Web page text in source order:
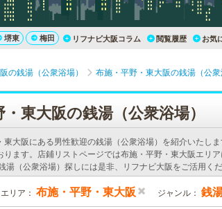
堺東 梅田 リフナビ大阪コラム 閲覧履歴 お気
の銭湯（公衆浴場） 布施・平野・東大阪の銭湯（公衆
東大阪の銭湯（公衆浴場）
東大阪にある男性歓迎の銭湯（公衆浴場）を紹介いたし
ります。店鋪リストページでは布施・平野・東大阪エリ
湯（公衆浴場）探しには是非、リフナビ大阪をご活用くだ
エリア： 布施・平野・東大阪 ジャンル： 銭